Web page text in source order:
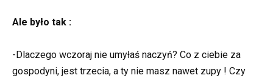
Ale było tak :
-Dlaczego wczoraj nie umyłaś naczyń? Co z ciebie za
gospodyni, jest trzecia, a ty nie masz nawet zupy ! Czy